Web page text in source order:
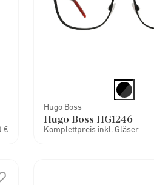
€
Hugo Boss
Hugo Boss HG1246
Komplettpreis inkl. Gläser